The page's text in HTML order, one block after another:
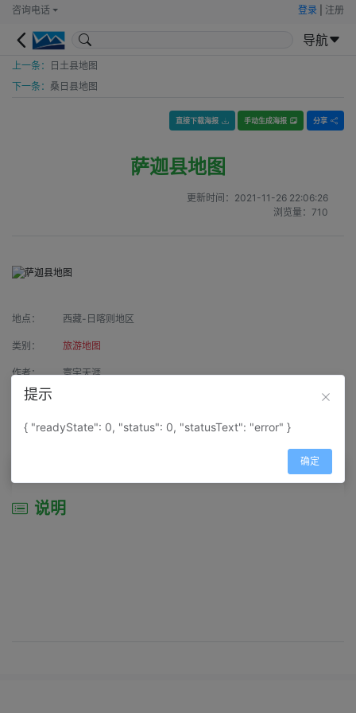
咨询电话 登录 注册
导航
上一条：
日土县地图
下一条： 桑日县地图
直接下载海报 手动生成海报 分享
萨迦县地图
更新时间： 2021-11-26 22:06:26
浏览量： 710
地点： 西藏-日喀则地区
类别： 旅游地图
作者： 寰宇天涯
来源：
属性： 地图属性： 地图类型-综合性地图
说明
提示
{ "readyState": 0, "status": 0, "statusText": "error" }
确定